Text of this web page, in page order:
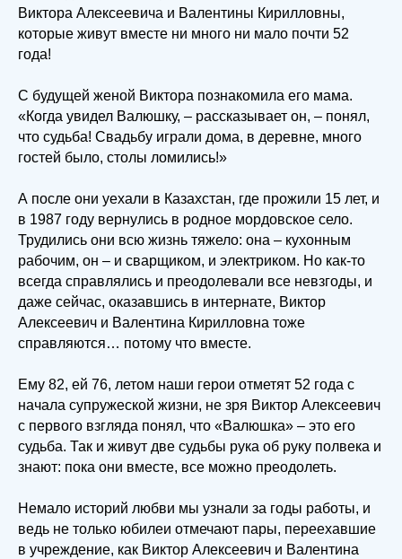
Виктора Алексеевича и Валентины Кирилловны,
которые живут вместе ни много ни мало почти 52
года!
С будущей женой Виктора познакомила его мама.
«Когда увидел Валюшку, – рассказывает он, – понял,
что судьба! Свадьбу играли дома, в деревне, много
гостей было, столы ломились!»
А после они уехали в Казахстан, где прожили 15 лет, и
в 1987 году вернулись в родное мордовское село.
Трудились они всю жизнь тяжело: она – кухонным
рабочим, он – и сварщиком, и электриком. Но как-то
всегда справлялись и преодолевали все невзгоды, и
даже сейчас, оказавшись в интернате, Виктор
Алексеевич и Валентина Кирилловна тоже
справляются… потому что вместе.
Ему 82, ей 76, летом наши герои отметят 52 года с
начала супружеской жизни, не зря Виктор Алексеевич
с первого взгляда понял, что «Валюшка» – это его
судьба. Так и живут две судьбы рука об руку полвека и
знают: пока они вместе, все можно преодолеть.
Немало историй любви мы узнали за годы работы, и
ведь не только юбилеи отмечают пары, переехавшие
в учреждение, как Виктор Алексеевич и Валентина